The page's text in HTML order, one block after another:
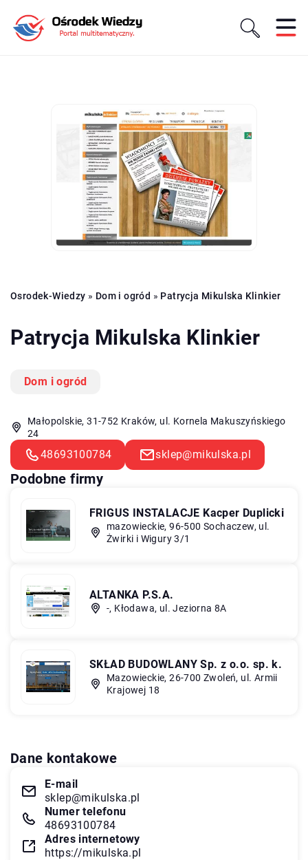
Osrodek-Wiedzy » Dom i ogród » Patrycja Mikulska Klinkier
Patrycja Mikulska Klinkier
Dom i ogród
Małopolskie, 31-752 Kraków, ul. Kornela Makuszyńskiego
24
48693100784 sklep@mikulska.pl
Podobne firmy
FRIGUS INSTALACJE Kacper Duplicki
mazowieckie, 96-500 Sochaczew, ul.
Żwirki i Wigury 3/1
ALTANKA P.S.A.
-, Kłodawa, ul. Jeziorna 8A
SKŁAD BUDOWLANY Sp. z o.o. sp. k.
Mazowieckie, 26-700 Zwoleń, ul. Armii
Krajowej 18
Dane kontakowe
E-mail
sklep@mikulska.pl
Numer telefonu
48693100784
Adres internetowy
https://mikulska.pl